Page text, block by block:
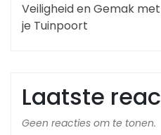
Veiligheid en Gemak
je Tuinpoort
Laatste
Geen reacties om te tonen.